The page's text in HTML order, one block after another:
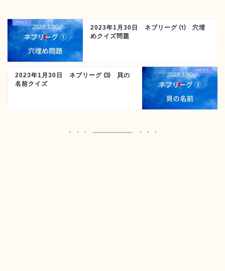
2023年1月30日 ネプリーグ ⑴ 穴埋
めクイズ問題
2023年1月30日 ネプリーグ ⑶ 貝の
名前クイズ